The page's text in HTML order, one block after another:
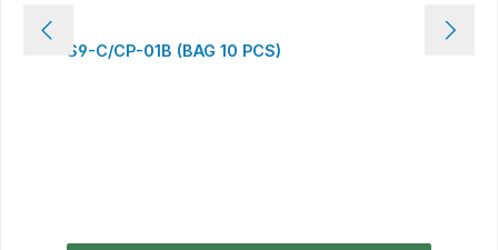
S9-C/CP-01B (BAG 10 PCS)